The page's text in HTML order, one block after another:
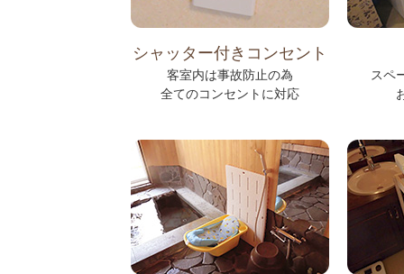
シャッター付きコンセント
客室内は事故防止の為
全てのコンセントに対応
スペ